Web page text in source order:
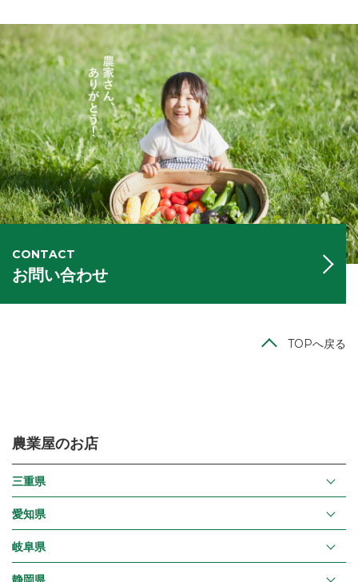
CONTACT
お問い合わせ
TOPへ戻る
農業屋のお店
三重県
愛知県
岐阜県